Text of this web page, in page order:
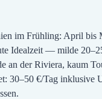
im Frühling: April bis
Idealzeit — milde
an der Riviera, kaum
30–50 €/Tag inklusive